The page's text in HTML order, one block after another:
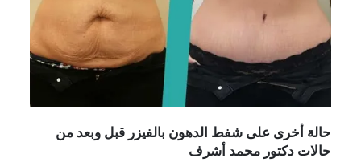
حالة أخرى على شفط الدهون بالفيزر قبل وبعد من
حالات دكتور محمد أشرف